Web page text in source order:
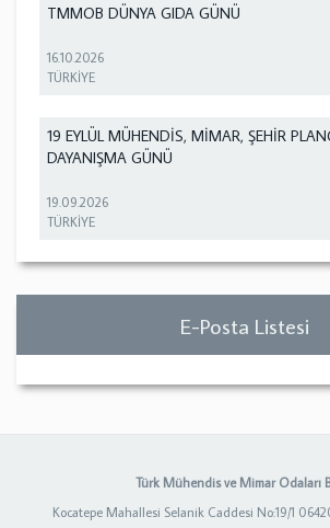
TMMOB DÜNYA GIDA GÜNÜ
16.10.2026
TÜRKİYE
19 EYLÜL MÜHENDİS, MİMAR, ŞEHİR
DAYANIŞMA GÜNÜ
19.09.2026
TÜRKİYE
E-Posta Listesi
Türk Mühendis ve Mimar Odaları
Kocatepe Mahallesi Selanik Caddesi No:19/1